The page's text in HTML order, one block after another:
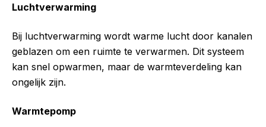
Luchtverwarming
Bij luchtverwarming wordt warme lucht door kanalen
geblazen om een ruimte te verwarmen. Dit systeem
kan snel opwarmen, maar de warmteverdeling kan
ongelijk zijn.
Warmtepomp